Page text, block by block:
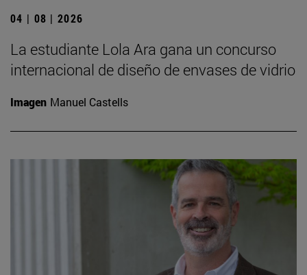
04 | 08 | 2026
La estudiante Lola Ara gana un concurso
internacional de diseño de envases de vidrio
Imagen Manuel Castells